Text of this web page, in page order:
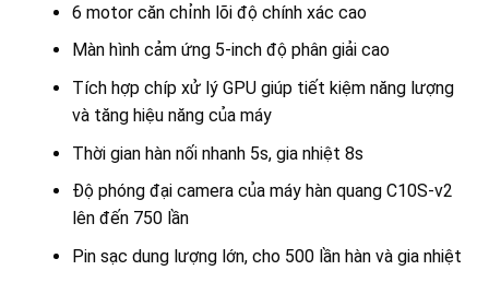
6 motor căn chỉnh lõi độ chính xác cao
Màn hình cảm ứng 5-inch độ phân giải cao
Tích hợp chíp xử lý GPU giúp tiết kiệm năng lượng
và tăng hiệu năng của máy
Thời gian hàn nối nhanh 5s, gia nhiệt 8s
Độ phóng đại camera của máy hàn quang C10S-v2
lên đến 750 lần
Pin sạc dung lượng lớn, cho 500 lần hàn và gia nhiệt